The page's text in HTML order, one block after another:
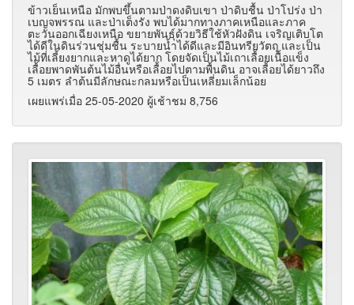
ข้าวเย็นเหนือ มักพบขึ้นตามป่าดงดิบเขา ป่าดิบชื้น ป่าโปร่ง ป่า
เบญจพรรณ และป่าเต็งรัง พบได้มากทางภาคเหนือและภาค
ตะวันออกเฉียงเหนือ ขยายพันธุ์ด้วยวิธีใช้หัวฝังดิน เจริญเติบโต
ได้ดีในดินร่วนชุ่มชื้น ระบายน้ำได้ดีและมีอินทรียวัตถุ และเป็น
ไม้ที่เลี้ยงยากและหาดูได้ยาก โดยจัดเป็นไม้เถาเลื้อยเนื้อแข็ง
เลื้อยพาดพันต้นไม้อื่นหรือเลื้อยไปตามพื้นดิน อาจเลื้อยได้ยาวถึง
5 เมตร ลำต้นมีลักษณะกลมหรือเป็นเหลี่ยมเล็กน้อย
เผยแพร่เมื่อ 25-05-2020 ผู้เช้าชม 8,756